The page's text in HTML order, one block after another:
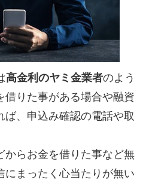
高金利のヤミ金業者のよう
借りた事がある場合や融資
、申込み確認の電話や取
からお金を借りた事など無
にまったく心当たりが無い